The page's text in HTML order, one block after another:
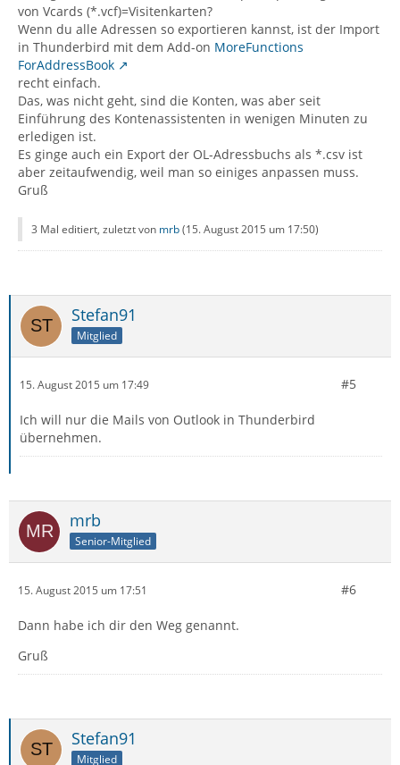
von Vcards (*.vcf)=Visitenkarten?
Wenn du alle Adressen so exportieren kannst, ist der Import
in Thunderbird mit dem Add-on MoreFunctions
ForAddressBook
recht einfach.
Das, was nicht geht, sind die Konten, was aber seit
Einführung des Kontenassistenten in wenigen Minuten zu
erledigen ist.
Es ginge auch ein Export der OL-Adressbuchs als *.csv ist
aber zeitaufwendig, weil man so einiges anpassen muss.
Gruß
3 Mal editiert, zuletzt von mrb(15. August 2015 um 17:50)
Stefan91
Mitglied
15. August 2015 um 17:49 #5
Ich will nur die Mails von Outlook in Thunderbird
übernehmen.
mrb
Senior-Mitglied
15. August 2015 um 17:51 #6
Dann habe ich dir den Weg genannt.
Gruß
Stefan91
Mitglied